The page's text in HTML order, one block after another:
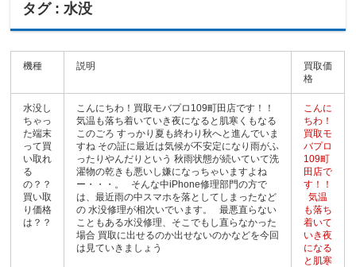
タグ : 水没
機種 説明
買取価
格
水没し
ちゃっ
た端末
って買
い取れ
る
の？？
買い取
り価格
は？？
こんにちわ！買取モバプロ109町田店です！！
気温も落ち着いていき夜になると肌寒くもなる
このごろ すっかり夏も終わり秋へと進んでいま
すね その証に最近は気候が不安定になり雨がふ
ったりやんだりという 秋雨状態が続いていて洗
濯物の乾きも悪いし嫌になっちゃいますよね
ー・・・。 そんな中iPhone修理部門の方で
は、最近雨の中スマホを落としてしまったなど
の 水没修理が相次いでいます。 最悪直らない
こともある水没修理、そこでもし直らなかった
場合 買取に出せるのか出せないのかなどを今回
は見ていきましょう
こんに
ちわ！
買取モ
バプロ
109町
田店で
す！！
気温
も落ち
着いて
いき夜
になる
と肌寒